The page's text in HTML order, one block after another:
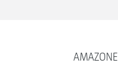
AMAZONE